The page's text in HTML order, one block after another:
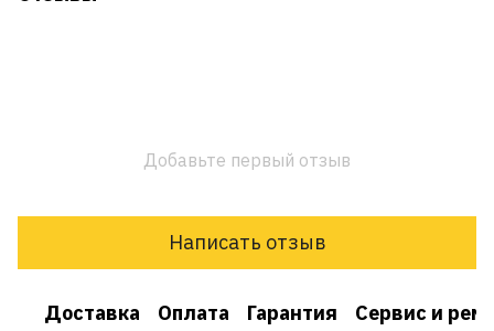
Добавьте первый отзыв
Написать отзыв
Доставка Оплата Гарантия Сервис и